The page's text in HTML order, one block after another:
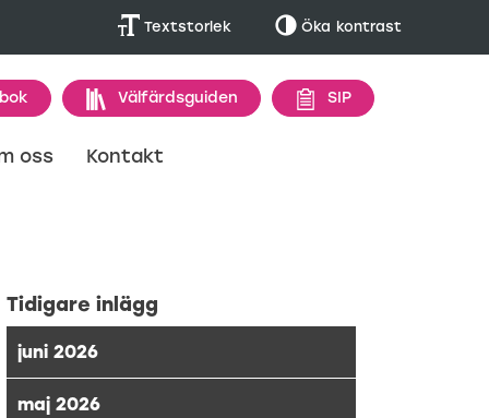
Textstorlek Öka kontrast
Välfärdsguiden SIP
oss Kontakt
Tidigare inlägg
juni 2026
maj 2026